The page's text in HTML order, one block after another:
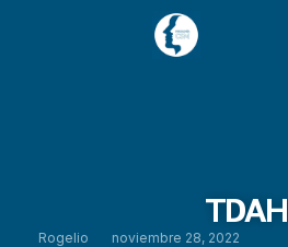
TDAH
Rogelio noviembre 28, 2022